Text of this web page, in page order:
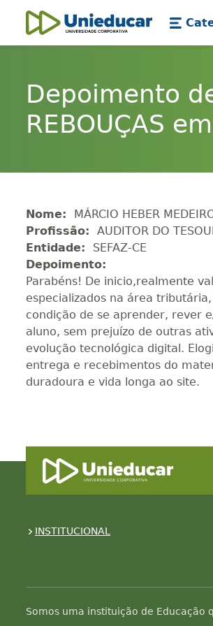
Skip main navigation
Skip to main content
Unieducar
Depoimento
REBOUÇAS
Nome:
MÁRCIO HEBER
Profissão:
AUDITOR DO
Entidade:
SEFAZ-CE
Depoimento:
Parabéns! De inicio,realmente
especializados na área
condição de se aprender, rever
aluno, sem prejuízo de outras
evolução tecnológica digital.
entrega e recebimentos do
duradoura e vida longa ao site.
INSTITUCIONAL
Somos uma instituição de Educação